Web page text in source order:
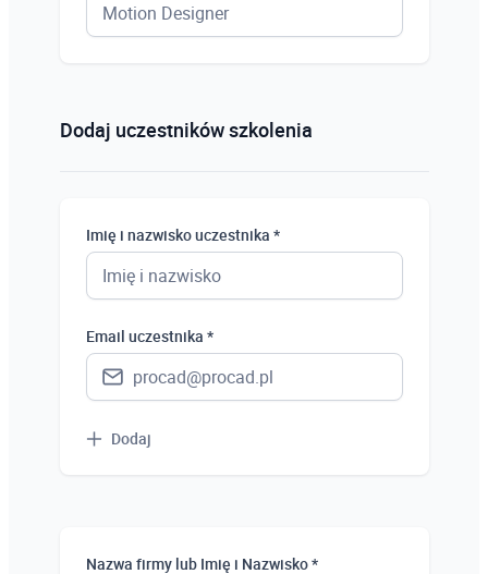
Dodaj uczestników szkolenia
Imię i nazwisko uczestnika *
Email uczestnika *
Dodaj
Nazwa firmy lub Imię i Nazwisko *
Uczeń
Bezrobotny